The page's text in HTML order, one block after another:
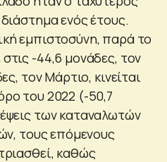
ενός έτους.
εμπιστοσύνη, παρά το
-44,6 μονάδες, τον
τον Μάρτιο, κινείται
του 2022 (-50,7
των καταναλωτών
τους επόμενους
καθώς